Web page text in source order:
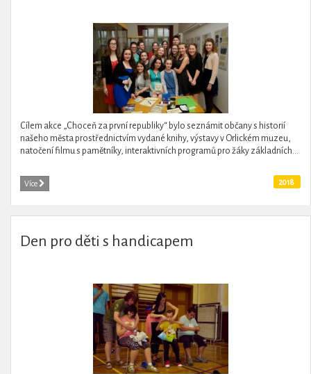
Cílem akce „Choceň za první republiky“ bylo seznámit občany s historií
našeho města prostřednictvím vydané knihy, výstavy v Orlickém muzeu,
natočení filmu s pamětníky, interaktivních programů pro žáky základních...
Více 2018
Den pro děti s handicapem